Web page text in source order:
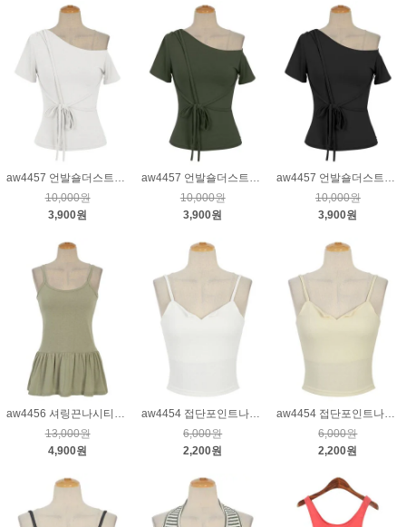
10,000원
3,900원
10,000원
3,900원
10,000원
3,900원
aw4456 셔링끈나시티_카키
13,000원
4,900원
aw4454 접단포인트나시티_크림
6,000원
2,200원
aw4454 접단포인트나시티_연노랑
6,000원
2,200원